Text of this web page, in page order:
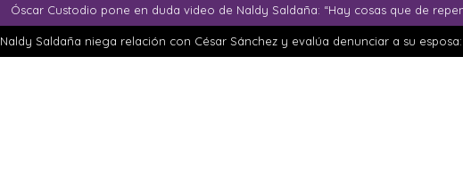
Óscar Custodio pone en duda video de Naldy Saldaña: “Hay cosas que de
Naldy Saldaña niega relación con César Sánchez y evalúa denunciar a su esposa: